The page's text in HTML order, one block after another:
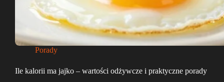
Porady
Ile kalorii ma jajko – wartości odżywcze i praktyczne porady